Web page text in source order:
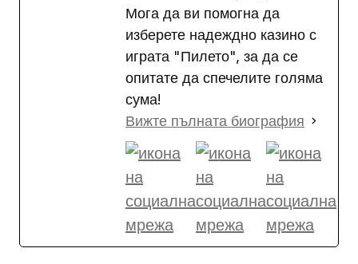
Мога да ви помогна да
изберете надеждно казино с
играта "Пилето", за да се
опитате да спечелите голяма
сума!
Вижте пълната биография